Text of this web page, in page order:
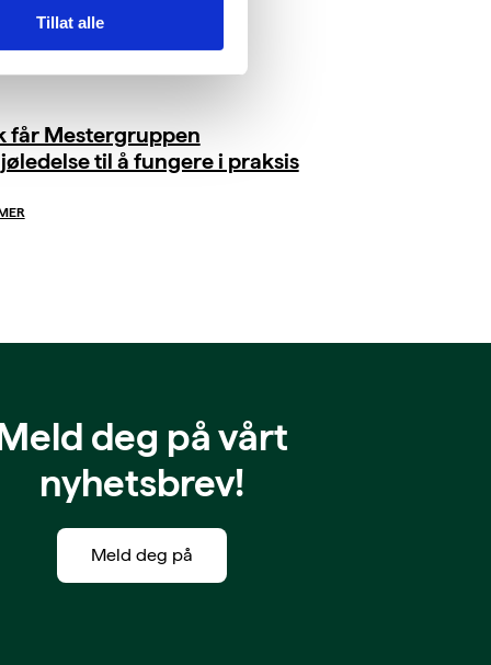
Tillat alle
får Mestergruppen
til å fungere i praksis
deg på vårt
nyhetsbrev!
Meld deg på